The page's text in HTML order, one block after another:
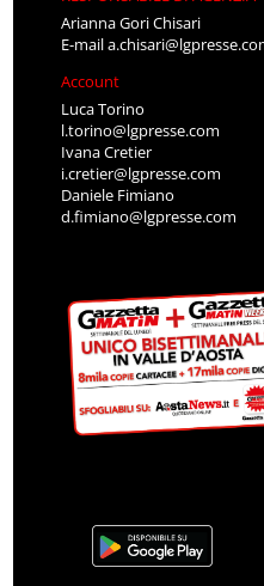
E-maila.chisari@lgpresse.com
Account
Luca Torino
l.torino@lgpresse.com
Ivana Cretier
i.cretier@lgpresse.com
Daniele Fimiano
d.fimiano@lgpresse.com